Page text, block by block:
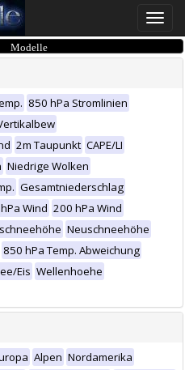
Toggle
850 hPa Stromlinien
2m Taupunkt CAPE/LI
Niedrige Wolken
Gesamtniederschlag
Wind 200 hPa Wind
Neuschneehöhe
850 hPa Temp. Abweichung
Eis Wellenhoehe
Alpen Nordamerika